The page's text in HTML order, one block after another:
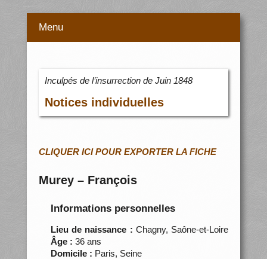
Menu
Inculpés de l’insurrection de Juin 1848
Notices individuelles
CLIQUER ICI POUR EXPORTER LA FICHE
Murey – François
Informations personnelles
Lieu de naissance : Chagny, Saône-et-Loire
Âge : 36 ans
Domicile : Paris, Seine